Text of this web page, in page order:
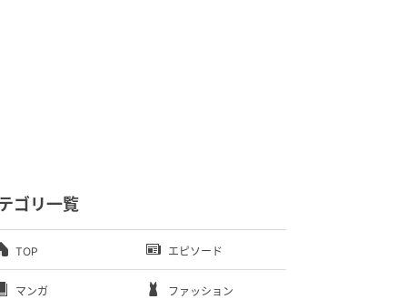
ゴリ一覧
TOP エピソード
マンガ ファッション